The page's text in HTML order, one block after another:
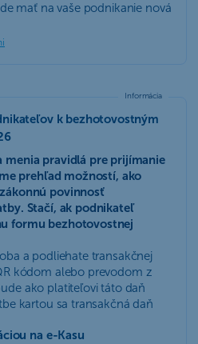
mať na vaše podnikanie nová
k bezhotovostným
menia pravidlá pre prijímanie
prehľad možností, ako
povinnosť
Stačí, ak podnikateľ
formu bezhotovostnej
a podliehate transakčnej
kódom alebo prevodom z
ako platiteľovi táto daň
kartou sa transakčná daň
na e-Kasu
Informácia